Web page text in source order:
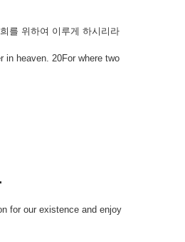
를 위하여 이루게 하시리라
in heaven. 20For where two
for our existence and enjoy